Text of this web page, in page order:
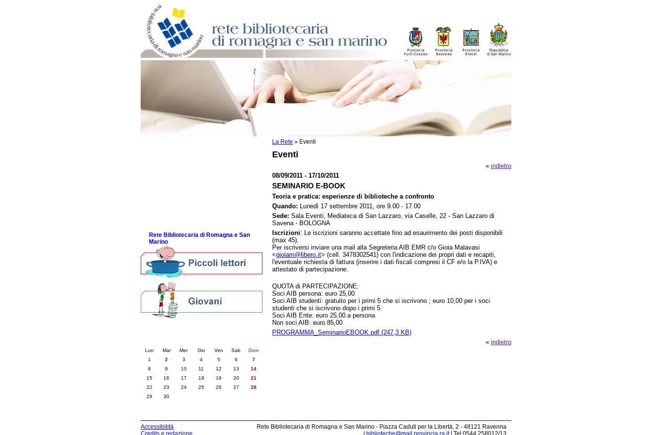
La Rete » Eventi
Eventi
« indietro
08/09/2011 - 17/10/2011
SEMINARIO E-BOOK
Teoria e pratica: esperienze di biblioteche a confronto
Quando: Lunedì 17 settembre 2011, ore 9.00 - 17.00
Sede: Sala Eventi, Mediateca di San Lazzaro, via Caselle, 22 - San Lazzaro di
Savena - BOLOGNA
Iscrizioni: Le iscrizioni saranno accettate fino ad esaurimento dei posti disponibili
(max 45).
Per iscriversi inviare una mail alla Segreteria AIB EMR c/o Gioia Malavasi
<gioiam@libero.it> (cell. 3478302541) con l'indicazione dei propri dati e recapiti,
l'eventuale richiesta di fattura (inserire i dati fiscali compresi il CF e/o la P.IVA) e
attestato di partecipazione.
QUOTA di PARTECIPAZIONE:
Soci AIB persona: euro 25,00
Soci AIB studenti: gratuito per i primi 5 che si iscrivono ; euro 10,00 per i soci
studenti che si iscrivono dopo i primi 5.
Soci AIB Ente: euro 25,00 a persona
Non soci AIB: euro 85,00
PROGRAMMA_SeminarioEBOOK.pdf (247,3 KB)
« indietro
Rete Bibliotecaria di Romagna e San
Marino
Lun Mar Mer Gio Ven Sab
Dom
1
2 3 4 5 6
7
8
9 10 11 12 13
14
15
16 17 18 19 20
21
22
23 24 25 26 27
28
29
30
Accessibilità
Credits e redazione
Rete Bibliotecaria di Romagna e San Marino - Piazza Caduti per la Libertà, 2 - 48121 Ravenna
biblioteche@mail.provincia.ra.it| Tel 0544.258012/13